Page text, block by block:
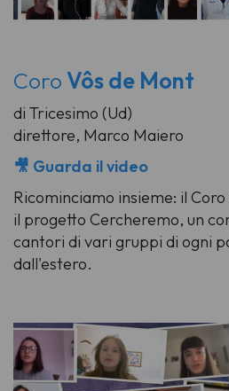
CoroVôs de Mont
di Tricesimo (Ud)
direttore, Marco Maiero
🎥 Guarda il video
Ricominciamo insieme: il
il progetto Cercheremo, un
cantori di vari gruppi di ogni
dall'estero.